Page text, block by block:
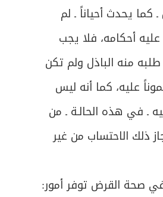
كما يحدث أحياناً ـ لم
أحكامه، فلا يجب
منه الباذل ولم تكن
عليه، كما أنه ليس
ـ في هذه الحالـة ـ من
ذلك الاحتساب من غير
صحة القرض توفر أمور:
الكفالة
عقد الكفالة والشروط
كيفية القيام بالكفالة
في الضمان
في عقد الضمان والشروط
كيفية الأداء